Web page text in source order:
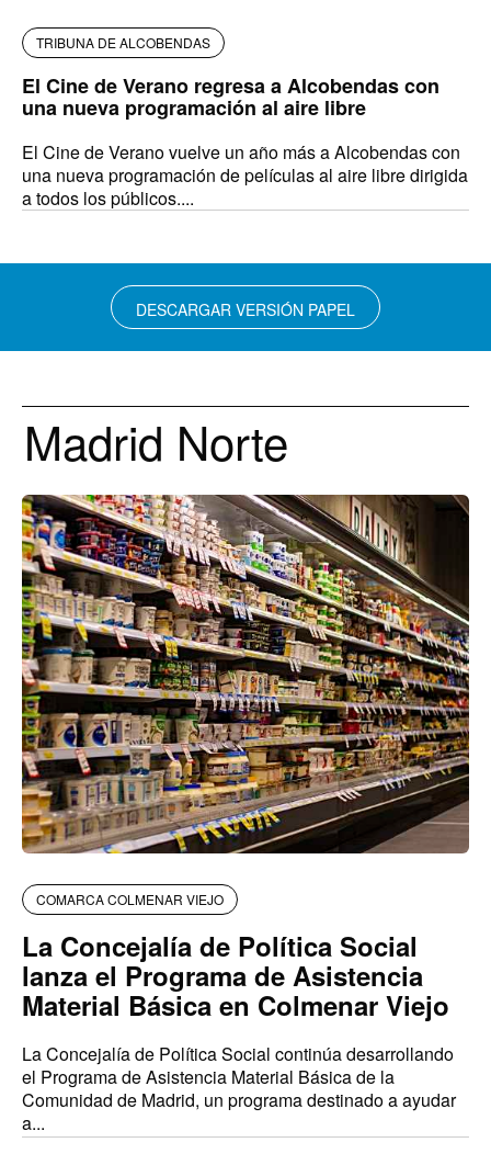
TRIBUNA DE ALCOBENDAS
El Cine de Verano regresa a Alcobendas con
una nueva programación al aire libre
El Cine de Verano vuelve un año más a Alcobendas con
una nueva programación de películas al aire libre dirigida
a todos los públicos....
DESCARGAR VERSIÓN PAPEL
Madrid Norte
COMARCA COLMENAR VIEJO
La Concejalía de Política Social
lanza el Programa de Asistencia
Material Básica en Colmenar Viejo
La Concejalía de Política Social continúa desarrollando
el Programa de Asistencia Material Básica de la
Comunidad de Madrid, un programa destinado a ayudar
a...